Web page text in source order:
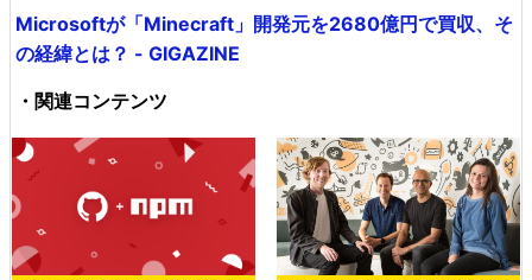
Microsoftが「Minecraft」開発元を2680億円で買収、そ
の経緯とは？ - GIGAZINE
・関連コンテンツ